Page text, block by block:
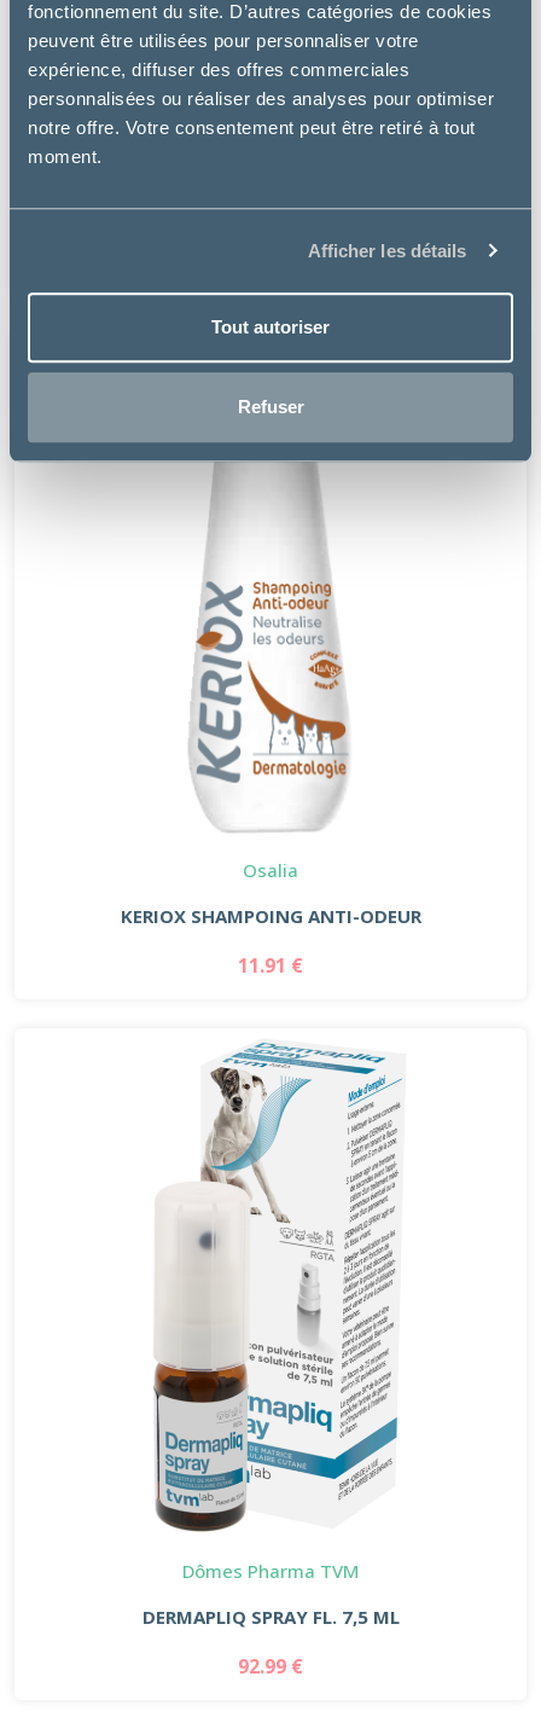
fonctionnement du site. D’autres catégories de cookies
peuvent être utilisées pour personnaliser votre
expérience, diffuser des offres commerciales
personnalisées ou réaliser des analyses pour optimiser
notre offre. Votre consentement peut être retiré à tout
moment.
Afficher les détails
Tout autoriser
Refuser
Osalia
Osalia
KERIOX SHAMPOING ANTI-ODEUR
11.91 €
Dômes Pharma TVM
DERMAPLIQ SPRAY FL. 7,5 ML
92.99 €